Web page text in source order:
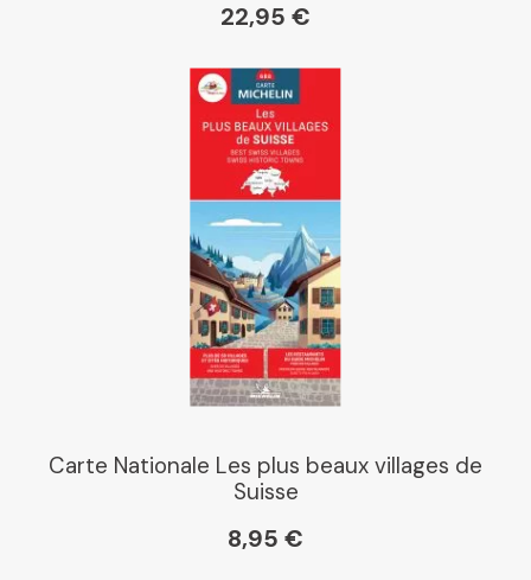
22,95 €
Carte Nationale Les plus beaux villages de
Suisse
8,95 €